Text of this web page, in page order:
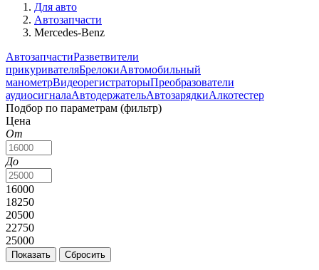
Для авто
Автозапчасти
Mercedes-Benz
АвтозапчастиРазветвители
прикуривателяБрелокиАвтомобильный
манометрВидеорегистраторыПреобразователи
аудиосигналаАвтодержательАвтозарядкиАлкотестер
Подбор по параметрам (фильтр)
Цена
От
До
16000
18250
20500
22750
25000